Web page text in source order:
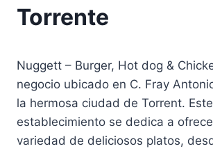
Torrente
Nuggett – Burger, Hot dog &
negocio ubicado en C. Fray
la hermosa ciudad de Torrent. Este
establecimiento se dedica a
variedad de deliciosos platos,